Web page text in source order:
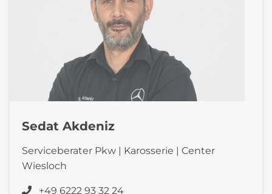
Sedat Akdeniz
Serviceberater Pkw | Karosserie | Center
Wiesloch
+49 6222 93 32 24